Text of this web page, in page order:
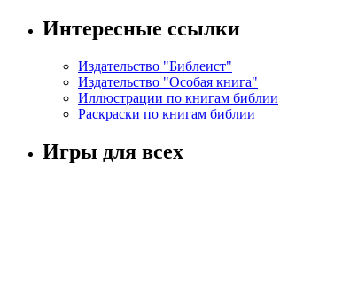
Интересные ссылки
Издательство "Библеист"
Издательство "Особая книга"
Иллюстрации по книгам библии
Раскраски по книгам библии
Игры для всех